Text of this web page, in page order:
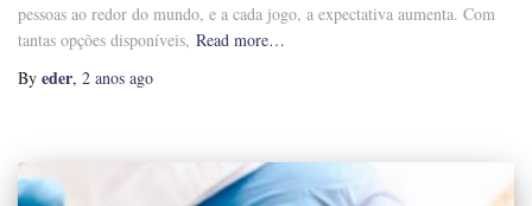
pessoas ao redor do mundo, e a cada jogo, a expectativa aumenta. Com
tantas opções disponíveis, Read more…
By eder, 2 anos ago